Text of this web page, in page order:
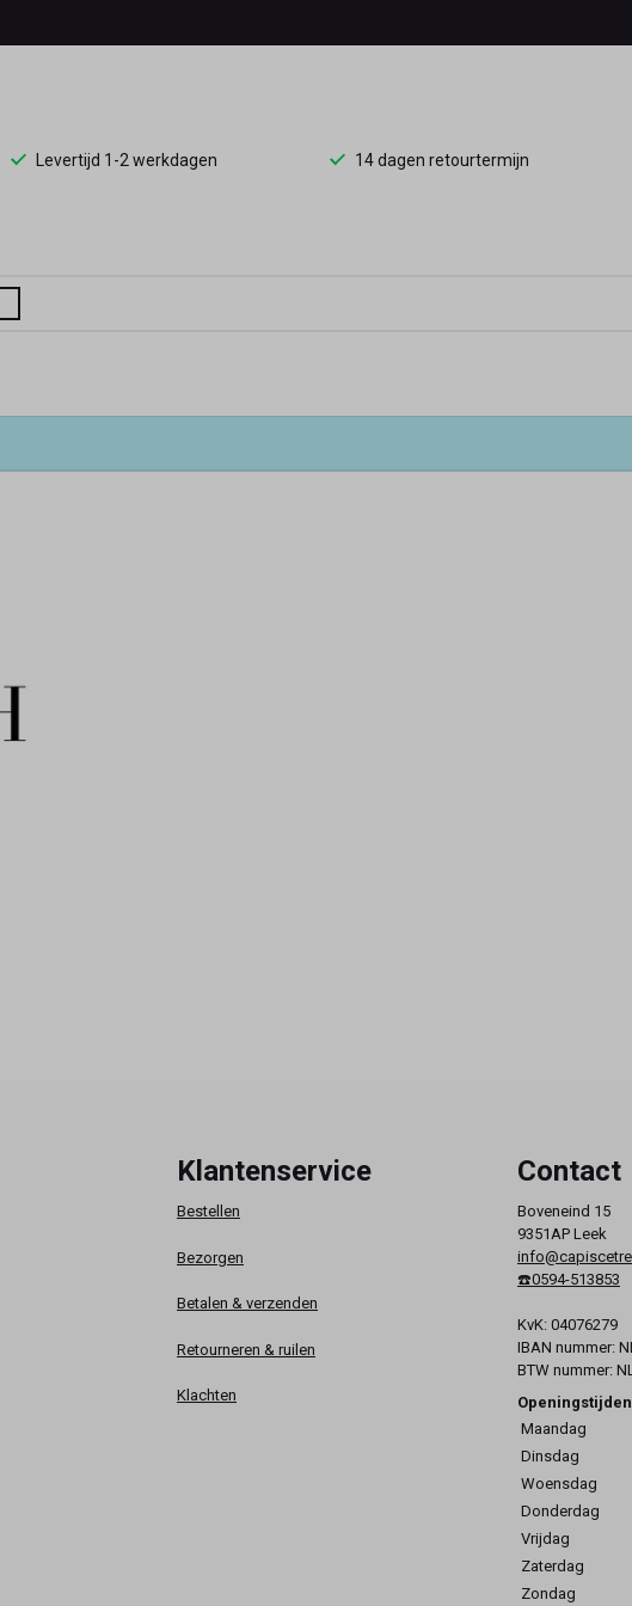
Levertijd 1-2 werkdagen 14 dagen retourtermijn
Klantenservice
Bestellen
Bezorgen
Betalen & verzenden
Retourneren & ruilen
Klachten
Contact
Boveneind 15
9351AP Leek
☎️0594-513853
KvK: 04076279
IBAN nummer:
BTW nummer:
Openingstijden
Maandag
Dinsdag
Woensdag
Donderdag
Vrijdag
Zaterdag
Zondag